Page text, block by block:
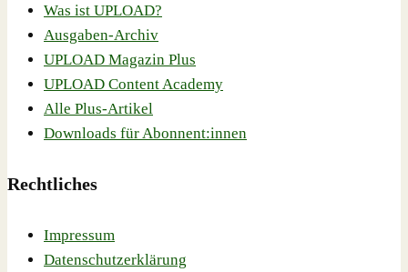
Was ist UPLOAD?
Ausgaben-Archiv
UPLOAD Magazin Plus
UPLOAD Content Academy
Alle Plus-Artikel
Downloads für Abonnent:innen
Rechtliches
Impressum
Datenschutzerklärung